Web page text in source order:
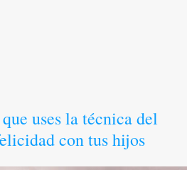
uses la técnica del
con tus hijos